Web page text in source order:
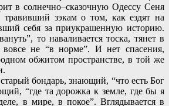
в солнечно–сказочную Одессу Сеня
травивший зэкам о том, как ездят на
себя за приукрашенную историю.
то наваливается тоска, тянет в
вовсе не “в норме”. И нет спасения,
обжитом пространстве, в той же
бондарь, знающий, “что есть Бог
“где та дорожка к земле, где бы я
в мире, в покое”. Вглядывается в